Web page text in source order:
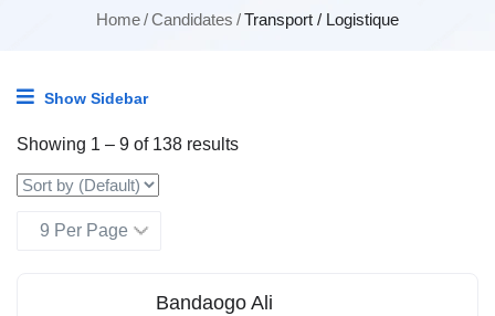
Home Candidates Transport / Logistique
Show Sidebar
Showing 1 – 9 of 138 results
Bandaogo Ali